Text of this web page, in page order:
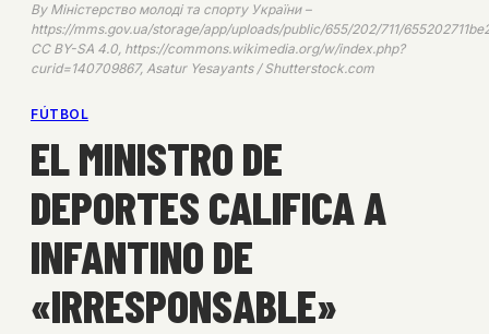
By Міністерство молоді та спорту України –
https://mms.gov.ua/storage/app/uploads/public/655/202/711/
CC BY-SA 4.0, https://commons.wikimedia.org/w/index.php?
curid=140709867, Asatur Yesayants / Shutterstock.com
FÚTBOL
EL MINISTRO DE
DEPORTES CALIFICA A
INFANTINO DE
«IRRESPONSABLE»